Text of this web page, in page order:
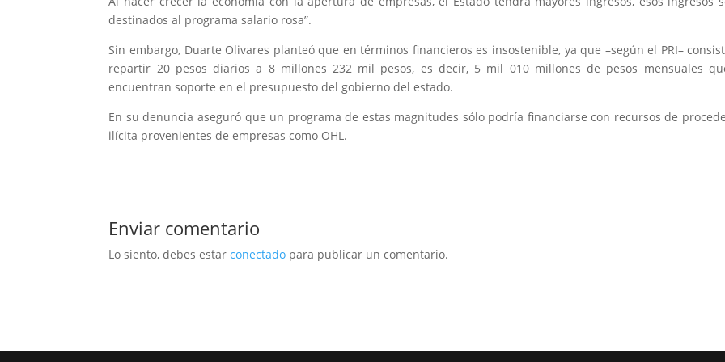
destinados al programa salario rosa”.
Sin embargo, Duarte Olivares planteó que en términos financieros es insostenible, ya que –según el PRI–
repartir 20 pesos diarios a 8 millones 232 mil pesos, es decir, 5 mil 010 millones de pesos mensuales
encuentran soporte en el presupuesto del gobierno del estado.
En su denuncia aseguró que un programa de estas magnitudes sólo podría financiarse con recursos de
ilícita provenientes de empresas como OHL.
Enviar comentario
Lo siento, debes estarconectado para publicar un comentario.